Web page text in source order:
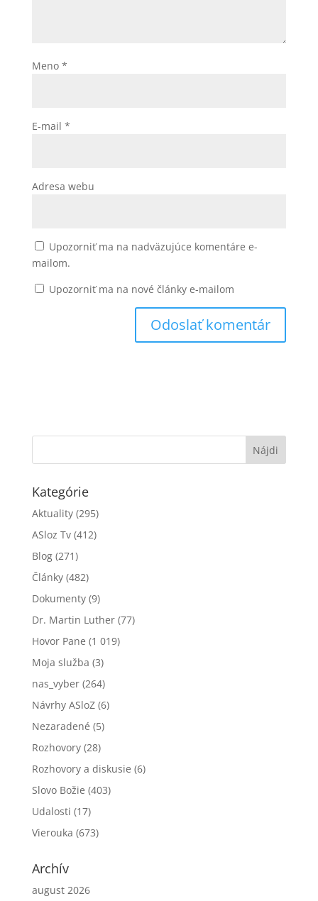
Meno *
E-mail *
Adresa webu
Upozorniť ma na nadväzujúce komentáre e-
mailom.
Upozorniť ma na nové články e-mailom
Kategórie
Aktuality(295)
ASloz Tv(412)
Blog(271)
Články(482)
Dokumenty(9)
Dr. Martin Luther(77)
Hovor Pane (1 019)
Moja služba (3)
nas_vyber(264)
Návrhy ASloZ(6)
Nezaradené (5)
Rozhovory(28)
Rozhovory a diskusie (6)
Slovo Božie (403)
Udalosti (17)
Vierouka (673)
Archív
august 2026